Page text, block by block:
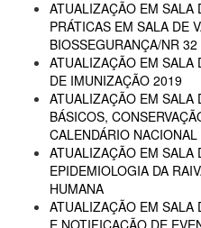
ATUALIZAÇÃO EM SALA
PRÁTICAS EM SALA DE
BIOSSEGURANÇA/NR 32
ATUALIZAÇÃO EM SALA
DE IMUNIZAÇÃO 2019
ATUALIZAÇÃO EM SALA
BÁSICOS,
CALENDÁRIO NACIONAL
ATUALIZAÇÃO EM SALA
EPIDEMIOLOGIA DA
HUMANA
ATUALIZAÇÃO EM SALA
E NOTIFICAÇÃO DE